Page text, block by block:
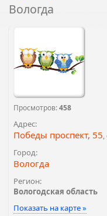
Вологда
Просмотров:458
Адрес:
Победы проспект, 55
Город:
Вологда
Регион:
Вологодская область
Показать на карте »